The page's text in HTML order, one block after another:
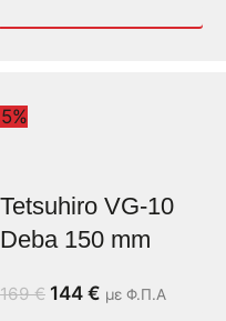
Tetsuhiro VG-10
Deba 150 mm
169€ 144 € με Φ.Π.Α